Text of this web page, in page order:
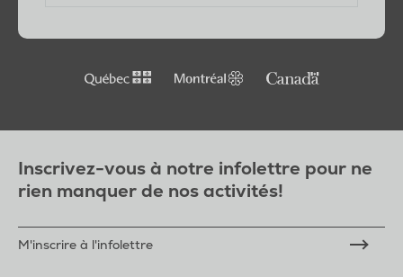
Inscrivez-vous à notre infolettre pour ne
rien manquer de nos activités!
M'inscrire à l'infolettre